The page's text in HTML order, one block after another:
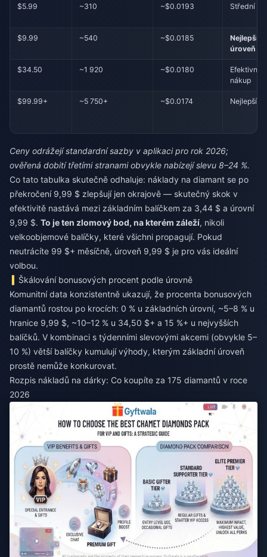
$5.99 ~310 ~$0.0193 Střední
$9.99 ~540 ~$0.0185
Nejlepší
úroveň
$34.50 ~1 920 ~$0.0180
Efektivní
nákup
$99.99+ ~5 750+ ~$0.0174 Nejlepší
Ceny odrážejí standardní sazby v aplikaci pro rok 2026;
ověřená dobití třetími stranami obvykle nabízejí slevu 8–24 %.
Co tato tabulka skutečně odhaluje: náklady na diamant se po
překročení 9,99 $ zlepšují jen okrajově — skutečný skok v
efektivitě nastává mezi základním balíčkem za 3,44 $ a úrovní
9,99 $. To je ten zlomový bod, na kterém záleží, nikoli
velkoobjemové balíčky, které všichni propagují. Pokud
neutrácíte 99 $+ měsíčně, úroveň 9,99 $ je pro vás ideální
volbou.
Škálování bonusových procent podle úrovně
Komunitní data konzistentně ukazují, že procenta bonusových
diamantů rostou po krocích: 0 % u základních úrovní, ~5–8 % u
hranice 9,99 $, ~10–12 % u 34,50 $+ a 15 %+ u nejvyšších
balíčků. V kombinaci s týdenními slevovými akcemi (obvykle 5–
10 %) větší balíčky kumulují výhody, kterým základní úroveň
prostě nemůže konkurovat.
Rozpis nákladů na dárky: Co koupíte za 175 diamantů v roce
2026